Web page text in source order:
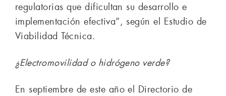
regulatorias que dificultan su desarrollo e
implementación efectiva”, según el Estudio de
Viabilidad Técnica.
¿Electromovilidad o hidrógeno verde?
En septiembre de este año el Directorio de